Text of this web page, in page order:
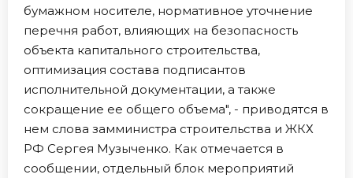
бумажном носителе, нормативное уточнение
перечня работ, влияющих на безопасность
объекта капитального строительства,
оптимизация состава подписантов
исполнительной документации, а также
сокращение ее общего объема", - приводятся в
нем слова замминистра строительства и ЖКХ
РФ Сергея Музыченко. Как отмечается в
сообщении, отдельный блок мероприятий